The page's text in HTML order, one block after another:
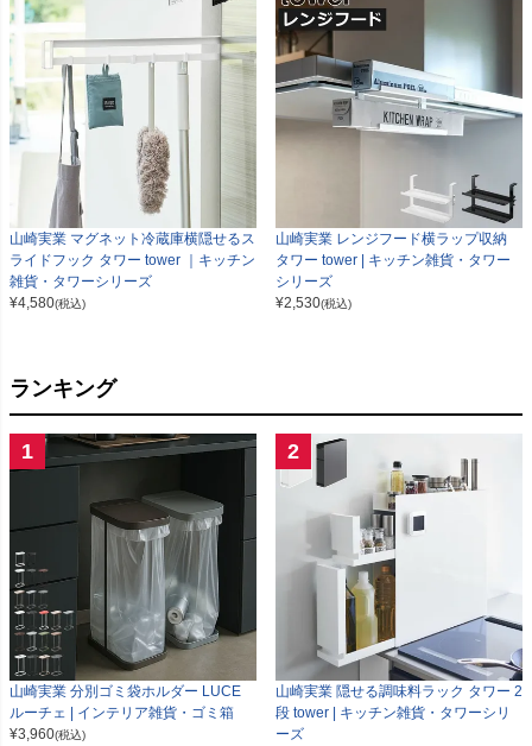
山崎実業 マグネット冷蔵庫横隠せるス
ライドフック タワー tower ｜キッチン
雑貨・タワーシリーズ
¥4,580(税込)
山崎実業 レンジフード横ラップ収納
タワー tower | キッチン雑貨・タワー
シリーズ
¥2,530(税込)
ランキング
1
山崎実業 分別ゴミ袋ホルダー LUCE
ルーチェ | インテリア雑貨・ゴミ箱
¥3,960(税込)
2
山崎実業 隠せる調味料ラック タワー 2
段 tower | キッチン雑貨・タワーシリ
ーズ